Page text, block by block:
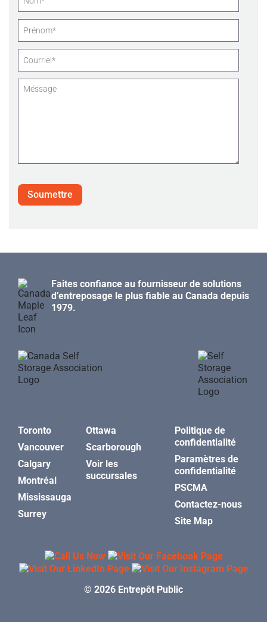
(requise)
Prénom
(requise)
Courriel
(requise)
Méssage
(requise)
leave
this
Faites confiance au fournisseur de solutions
d’entreposage le plus fiable au Canada depuis
1979.
Toronto
Vancouver
Calgary
Montréal
Mississauga
Surrey
Ottawa
Scarborough
Voir les
succursales
Politique de
confidentialité
Paramètres de
confidentialité
PSCMA
Contactez-nous
Site Map
© 2026 Entrepôt Public